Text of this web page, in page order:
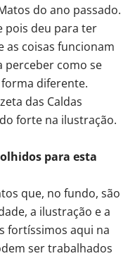
do ano passado.
pois deu para ter
as coisas funcionam
perceber como se
diferente.
das Caldas
forte na ilustração.
para esta
que, no fundo, são
a ilustração e a
fortíssimos aqui na
ser trabalhados